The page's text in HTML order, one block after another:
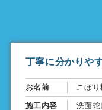
丁寧に分かりや
お名前 こぼり
施工内容 洗面蛇